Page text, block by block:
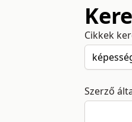
Cikkek
Szerző